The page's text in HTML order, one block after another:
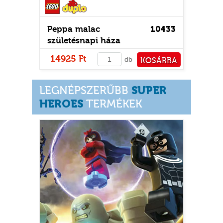
10433
Peppa malac
születésnapi háza
14925 Ft db KOSÁRBA
PÉNZTÁRHOZ
LEGNÉPSZERŰBB SUPER
HEROES TERMÉKEK